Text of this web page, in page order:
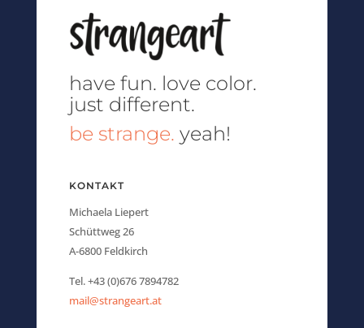
have fun. love color.
just different.
be strange. yeah!
KONTAKT
Michaela Liepert
Schüttweg 26
A-6800 Feldkirch
Tel. +43 (0)676 7894782
mail@strangeart.at